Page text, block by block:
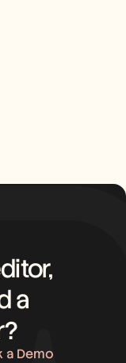
a
a Demo